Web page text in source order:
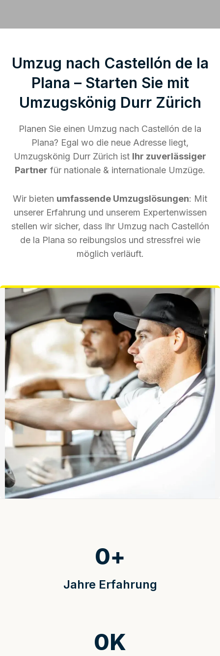
Umzug nach Castellón de la
Plana – Starten Sie mit
Umzugskönig Durr Zürich
Planen Sie einen Umzug nach Castellón de la
Plana? Egal wo die neue Adresse liegt,
Umzugskönig Durr Zürich ist Ihr zuverlässiger
Partner für nationale & internationale Umzüge.
Wir bieten umfassende Umzugslösungen: Mit
unserer Erfahrung und unserem Expertenwissen
stellen wir sicher, dass Ihr Umzug nach Castellón
de la Plana so reibungslos und stressfrei wie
möglich verläuft.
Jahre Erfahrung
0+
0K